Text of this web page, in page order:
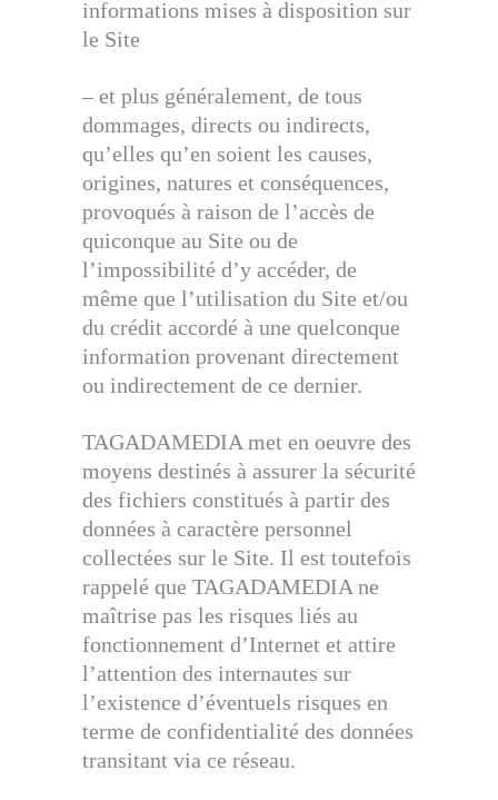
informations mises à disposition sur
le Site
– et plus généralement, de tous
dommages, directs ou indirects,
qu’elles qu’en soient les causes,
origines, natures et conséquences,
provoqués à raison de l’accès de
quiconque au Site ou de
l’impossibilité d’y accéder, de
même que l’utilisation du Site et/ou
du crédit accordé à une quelconque
information provenant directement
ou indirectement de ce dernier.
TAGADAMEDIA met en oeuvre des
moyens destinés à assurer la sécurité
des fichiers constitués à partir des
données à caractère personnel
collectées sur le Site. Il est toutefois
rappelé que TAGADAMEDIA ne
maîtrise pas les risques liés au
fonctionnement d’Internet et attire
l’attention des internautes sur
l’existence d’éventuels risques en
terme de confidentialité des données
transitant via ce réseau.